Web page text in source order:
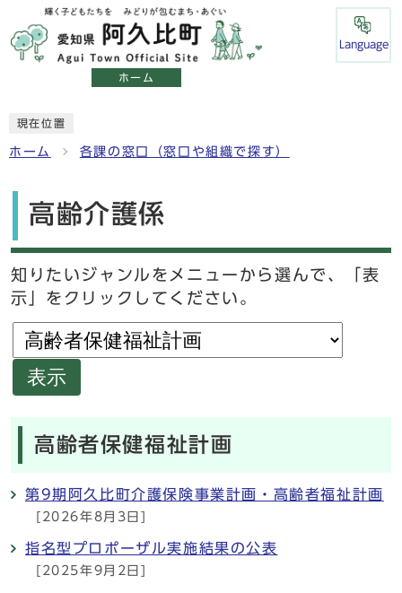
ホーム
Language
現在位置
ホーム 各課の窓口（窓口や組織で探す）
高齢介護係
知りたいジャンルをメニューから選んで、「表
示」をクリックしてください。
表示
高齢者保健福祉計画
第9期阿久比町介護保険事業計画・高齢者福祉計画
[2026年8月3日]
指名型プロポーザル実施結果の公表
[2025年9月2日]